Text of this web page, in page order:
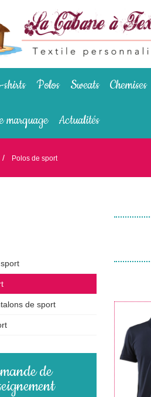
shirts Polos Sweats Chemises
marquage Actualités
/ Polos de sport
de sport
de